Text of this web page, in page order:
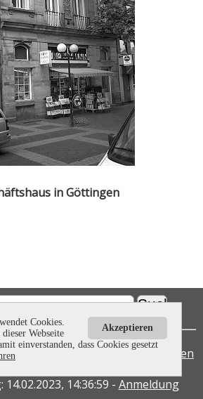
in Göttingen
Akzeptieren
Cookies.
Webseite
einverstanden, dass Cookies gesetzt
Programmierung: Webtasten
14:36:59 - Anmeldung